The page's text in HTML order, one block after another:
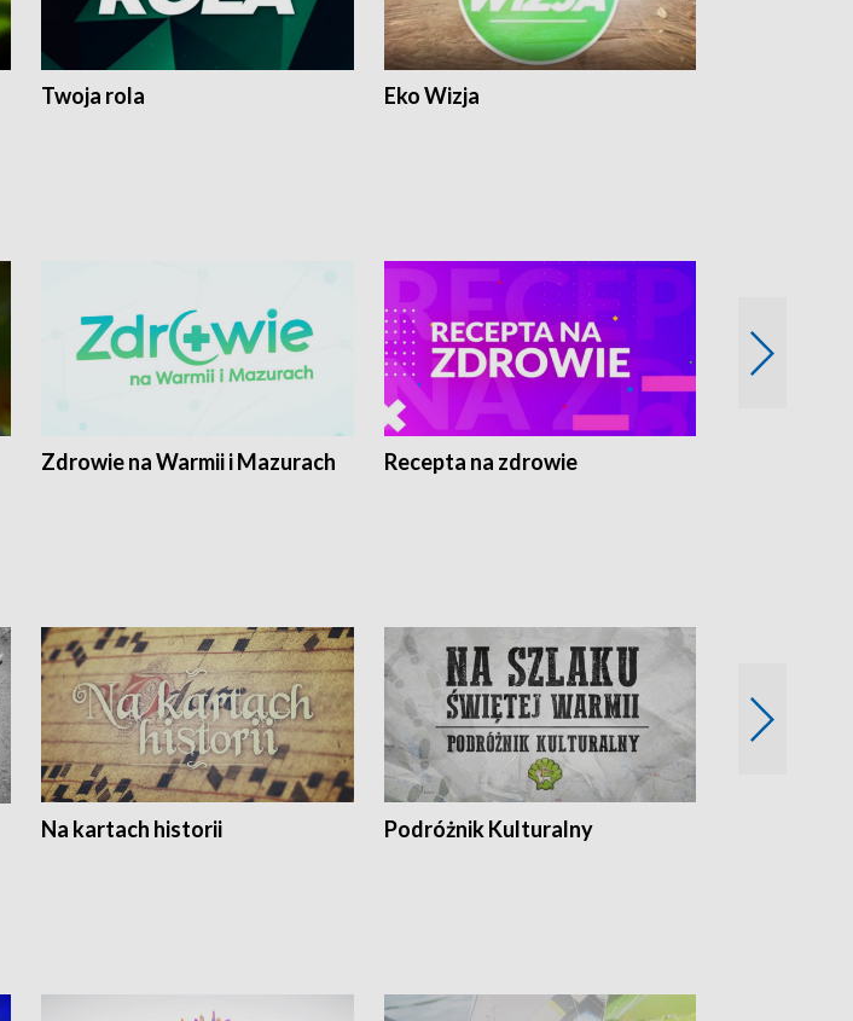
Twoja rola Eko Wizja
Zdrowie na Warmii i Mazurach Recepta na zdrowie
Na kartach historii Podróżnik Kulturalny